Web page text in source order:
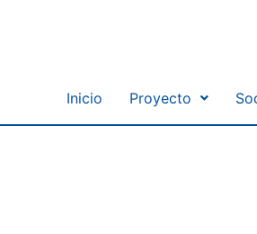
Inicio Proyecto